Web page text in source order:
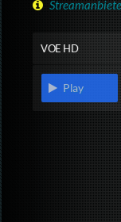
VOE HD
Play